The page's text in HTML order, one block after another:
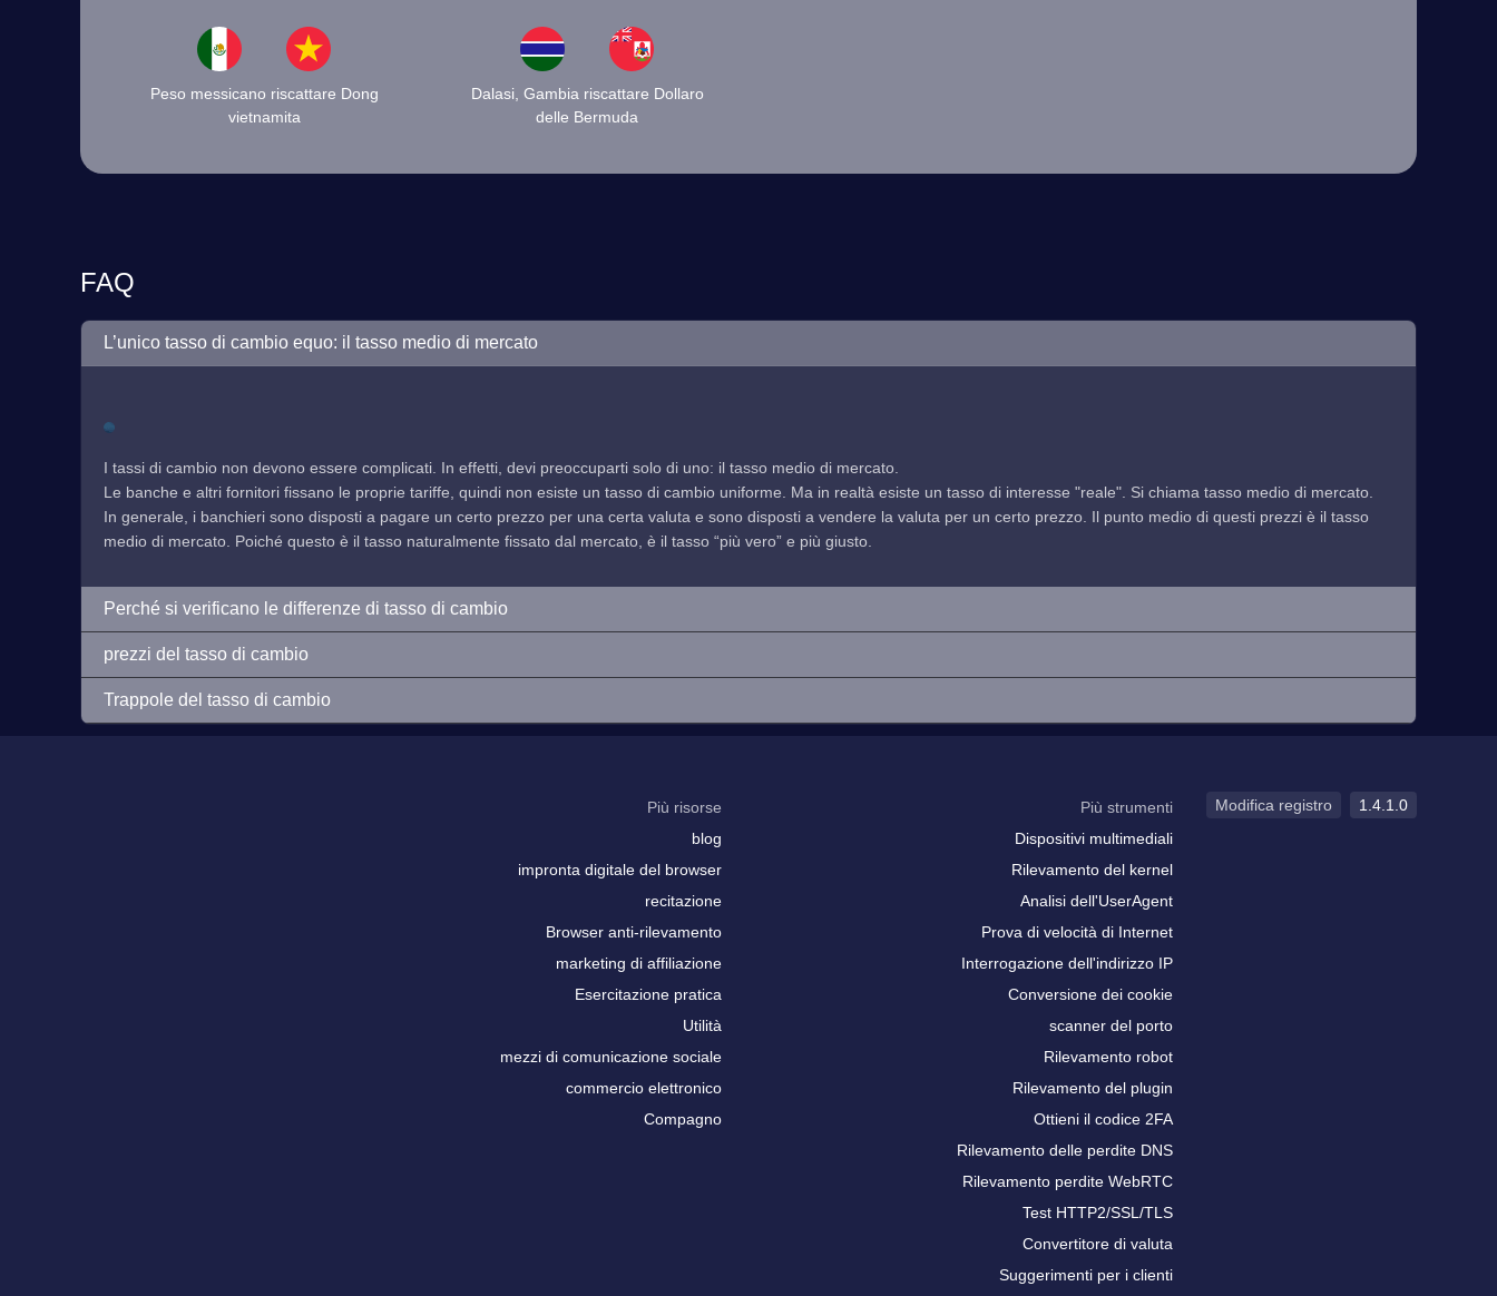
Peso messicano riscattare Dong
vietnamita
Dalasi, Gambia riscattare Dollaro
delle Bermuda
FAQ
L’unico tasso di cambio equo: il tasso medio di mercato
I tassi di cambio non devono essere complicati. In effetti, devi preoccuparti solo di uno: il tasso medio di mercato.
Le banche e altri fornitori fissano le proprie tariffe, quindi non esiste un tasso di cambio uniforme. Ma in realtà esiste un tasso di interesse "reale". Si chiama tasso medio di mercato.
In generale, i banchieri sono disposti a pagare un certo prezzo per una certa valuta e sono disposti a vendere la valuta per un certo prezzo. Il punto medio di questi prezzi è il tasso
medio di mercato. Poiché questo è il tasso naturalmente fissato dal mercato, è il tasso “più vero” e più giusto.
Perché si verificano le differenze di tasso di cambio
prezzi del tasso di cambio
Trappole del tasso di cambio
Più risorse
blog
impronta digitale del browser
recitazione
Browser anti-rilevamento
marketing di affiliazione
Esercitazione pratica
Utilità
mezzi di comunicazione sociale
commercio elettronico
Compagno
Più strumenti
Dispositivi multimediali
Rilevamento del kernel
Analisi dell'UserAgent
Prova di velocità di Internet
Interrogazione dell'indirizzo IP
Conversione dei cookie
scanner del porto
Rilevamento robot
Rilevamento del plugin
Ottieni il codice 2FA
Rilevamento delle perdite DNS
Rilevamento perdite WebRTC
Test HTTP2/SSL/TLS
Convertitore di valuta
Suggerimenti per i clienti
Modifica registro 1.4.1.0